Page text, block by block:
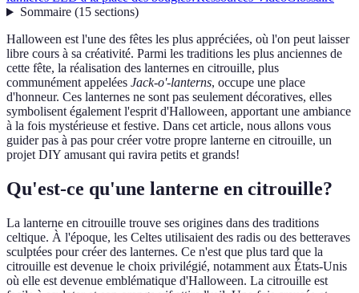
Sommaire(15 sections)
Halloween est l'une des fêtes les plus appréciées, où l'on peut laisser
libre cours à sa créativité. Parmi les traditions les plus anciennes de
cette fête, la réalisation des lanternes en citrouille, plus
communément appelées Jack-o'-lanterns, occupe une place
d'honneur. Ces lanternes ne sont pas seulement décoratives, elles
symbolisent également l'esprit d'Halloween, apportant une ambiance
à la fois mystérieuse et festive. Dans cet article, nous allons vous
guider pas à pas pour créer votre propre lanterne en citrouille, un
projet DIY amusant qui ravira petits et grands!
Qu'est-ce qu'une lanterne en citrouille?
La lanterne en citrouille trouve ses origines dans des traditions
celtique. À l'époque, les Celtes utilisaient des radis ou des betteraves
sculptées pour créer des lanternes. Ce n'est que plus tard que la
citrouille est devenue le choix privilégié, notamment aux États-Unis
où elle est devenue emblématique d'Halloween. La citrouille est